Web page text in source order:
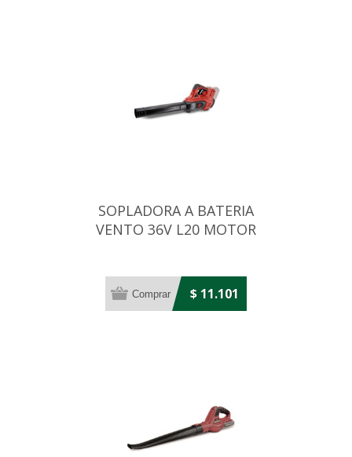
SOPLADORA A BATERIA
VENTO 36V L20 MOTOR
$ 11.101